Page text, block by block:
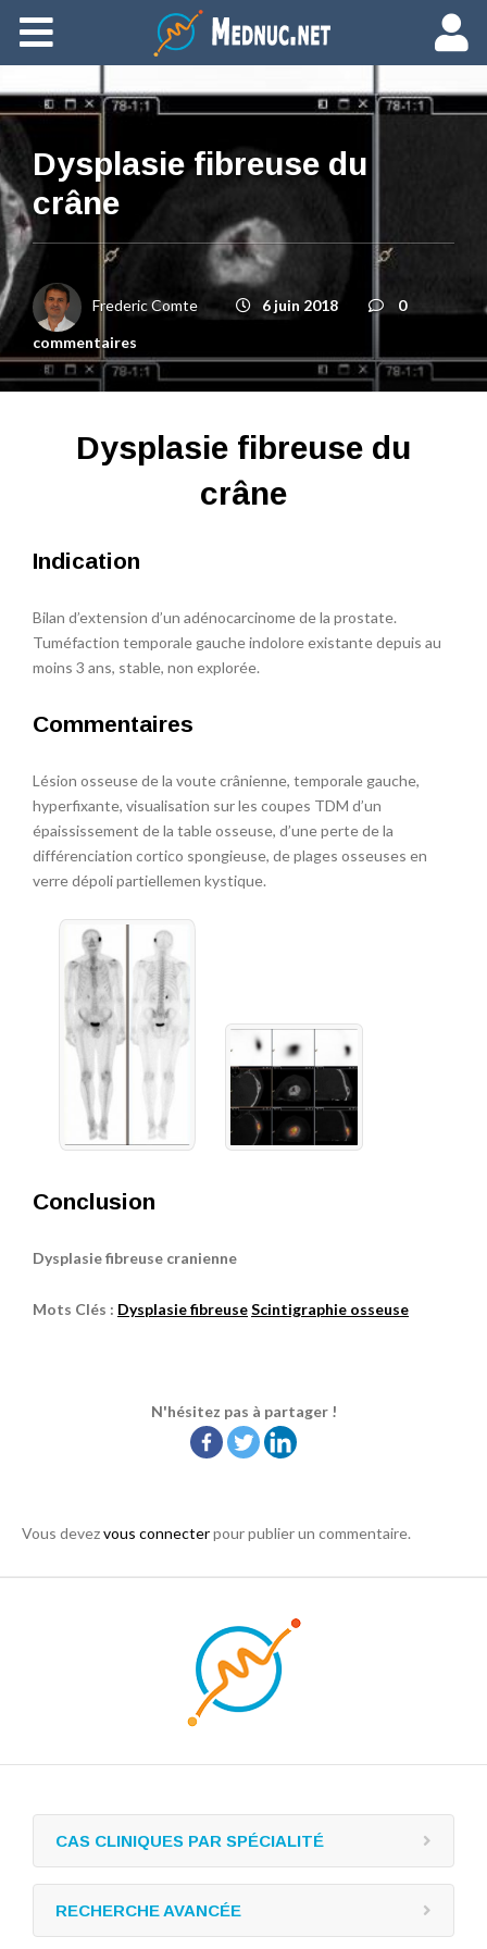
Ajouter du contenu
Dysplasie fibreuse du
crâne
Frederic Comte 6 juin 2018
0
commentaires
Dysplasie fibreuse du
crâne
Indication
Bilan d’extension d’un adénocarcinome de la prostate.
Tuméfaction temporale gauche indolore existante depuis au
moins 3 ans, stable, non explorée.
Commentaires
Lésion osseuse de la voute crânienne, temporale gauche,
hyperfixante, visualisation sur les coupes TDM d’un
épaississement de la table osseuse, d’une perte de la
différenciation cortico spongieuse, de plages osseuses en
verre dépoli partiellemen kystique.
Conclusion
Dysplasie fibreuse cranienne
Mots Clés : Dysplasie fibreuseScintigraphie osseuse
N'hésitez pas à partager !
Vous devezvous connecterpour publier un commentaire.
CAS CLINIQUES PAR SPÉCIALITÉ
RECHERCHE AVANCÉE